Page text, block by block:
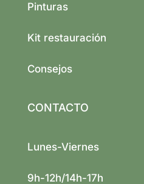
Pinturas
Kit restauración
Consejos
CONTACTO
Lunes-Viernes
9h-12h/14h-17h